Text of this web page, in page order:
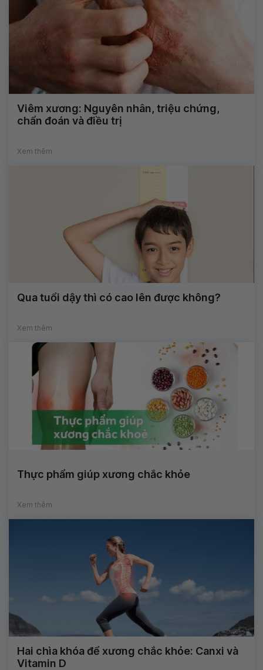
Viêm xương: Nguyên nhân, triệu chứng,
chẩn đoán và điều trị
Xem thêm
Qua tuổi dậy thì có cao lên được không?
Xem thêm
Thực phẩm giúp xương chắc khỏe
Xem thêm
Hai chìa khóa để xương chắc khỏe: Canxi và
Vitamin D